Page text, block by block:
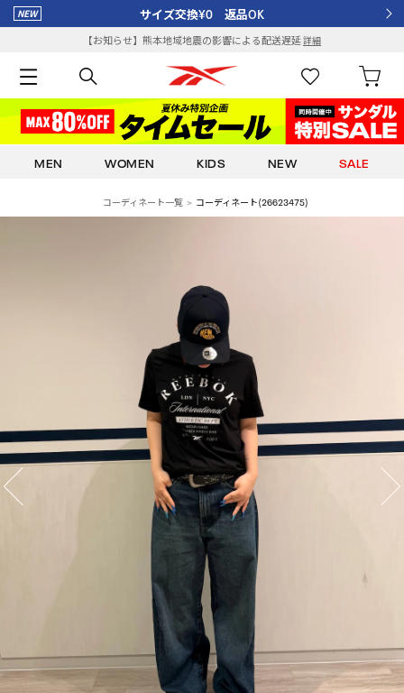
サイズ交換¥0 返品OK
【お知らせ】熊本地域地震の影響による配送遅延詳細
MEN WOMEN KIDS NEW SALE
コーディネート一覧 コーディネート(26623475)